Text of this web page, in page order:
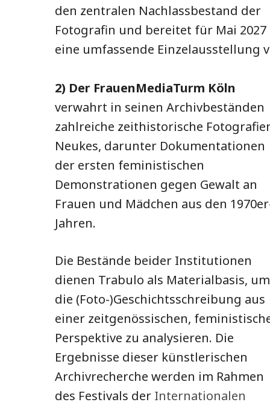
den zentralen Nachlassbestand der
Fotografin und bereitet für Mai 2027
eine umfassende Einzelausstellung
2) Der FrauenMediaTurm Köln
verwahrt in seinen Archivbeständen
zahlreiche zeithistorische
Neukes, darunter Dokumentationen
der ersten feministischen
Demonstrationen gegen Gewalt an
Frauen und Mädchen aus den
Jahren.
Die Bestände beider Institutionen
dienen Trabulo als Materialbasis, um
die (Foto-)Geschichtsschreibung aus
einer zeitgenössischen,
Perspektive zu analysieren. Die
Ergebnisse dieser künstlerischen
Archivrecherche werden im Rahmen
des Festivals der Internationalen